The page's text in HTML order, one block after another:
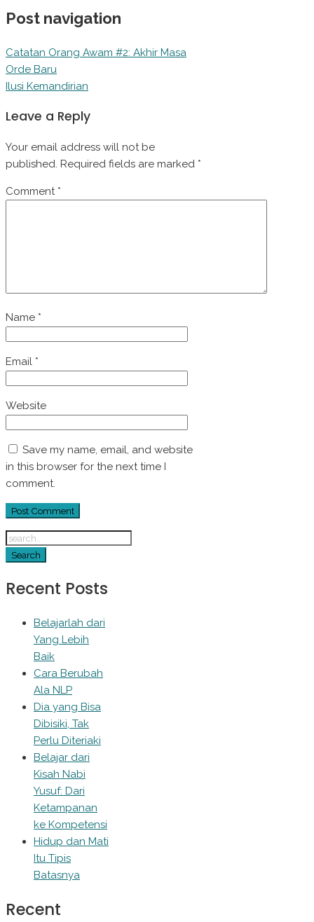
Post navigation
Catatan Orang Awam #2: Akhir Masa
Orde Baru
Ilusi Kemandirian
Leave a Reply
Your email address will not be
published. Required fields are marked *
Comment *
Name *
Email *
Website
Save my name, email, and website
in this browser for the next time I
comment.
Recent Posts
Belajarlah dari
Yang Lebih
Baik
Cara Berubah
Ala NLP
Dia yang Bisa
Dibisiki, Tak
Perlu Diteriaki
Belajar dari
Kisah Nabi
Yusuf: Dari
Ketampanan
ke Kompetensi
Hidup dan Mati
Itu Tipis
Batasnya
Recent